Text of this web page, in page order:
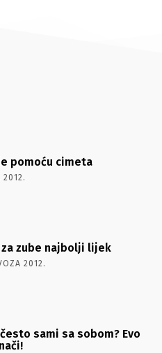
pomoću cimeta
2012.
za zube najbolji lijek
2012.
sami sa sobom? Evo